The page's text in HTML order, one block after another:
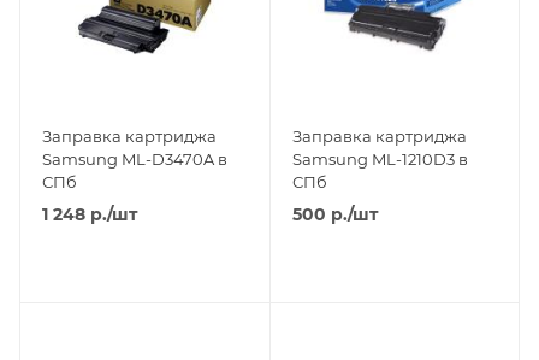
Заправка картриджа
Samsung ML-D3470A в
СПб
1 248 р./шт
Заправка картриджа
Samsung ML-1210D3 в
СПб
500 р./шт